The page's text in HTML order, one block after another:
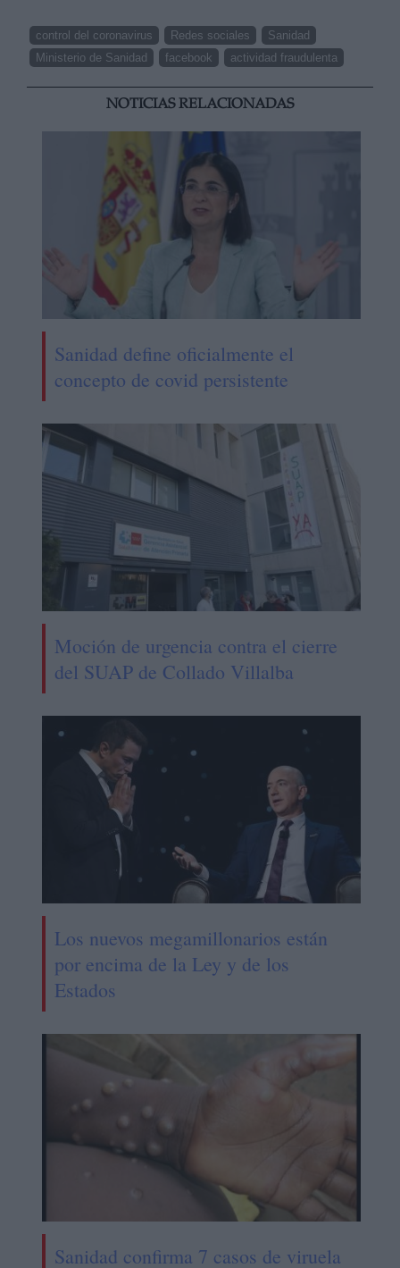
control del coronavirus Redes sociales
Sanidad
Ministerio de Sanidad
facebook actividad fraudulenta
NOTICIAS RELACIONADAS
Sanidad define oficialmente el
concepto de covid persistente
Moción de urgencia contra el cierre
del SUAP de Collado Villalba
Los nuevos megamillonarios están
por encima de la Ley y de los
Estados
Sanidad confirma 7 casos de viruela